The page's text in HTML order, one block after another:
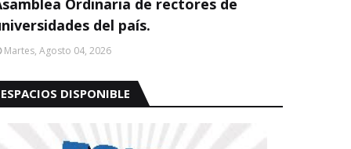
Ordinaria de rectores de
del país.
Martes, Agosto 04, 2026
ESPACIOS DISPONIBLE